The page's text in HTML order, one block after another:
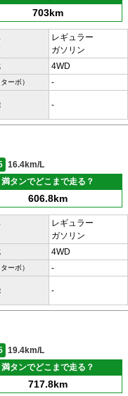
703km
レギュラー
ガソリン
4WD
ーボ） -
-
16.4km/L
満タンでどこまで走る？
606.8km
レギュラー
ガソリン
4WD
ーボ） -
-
19.4km/L
満タンでどこまで走る？
717.8km